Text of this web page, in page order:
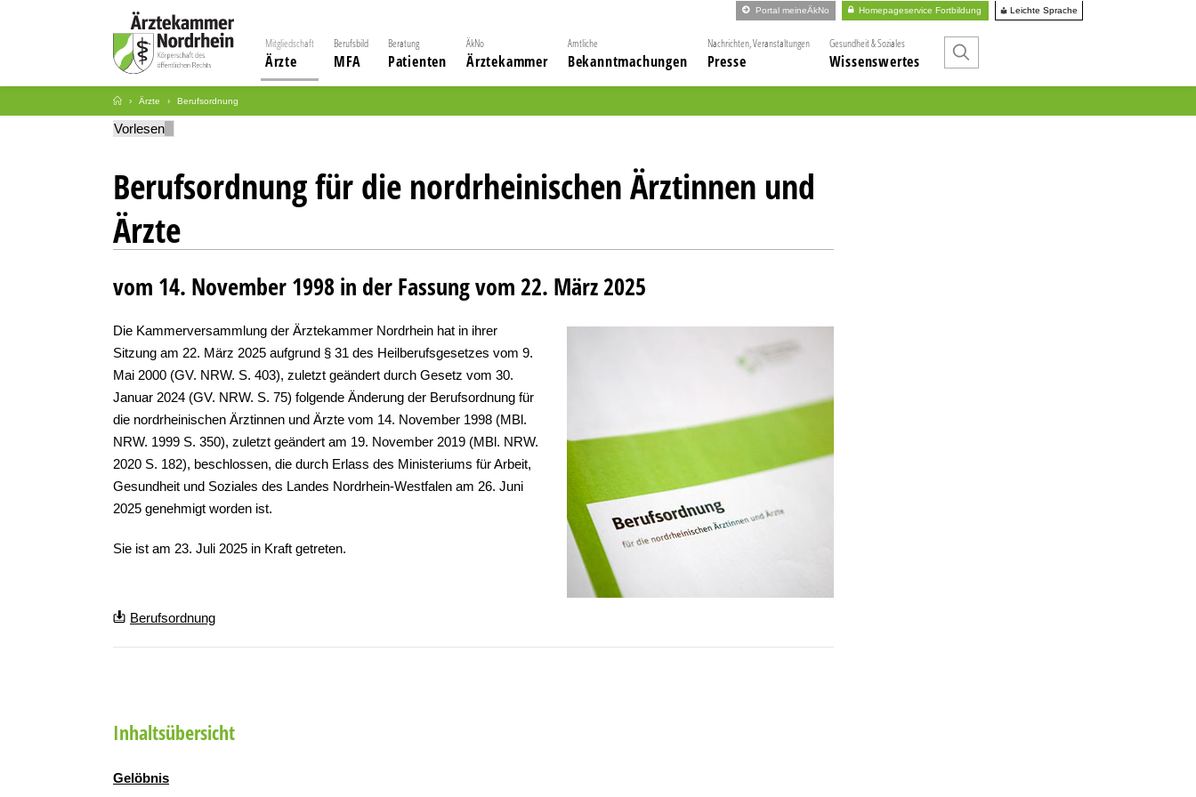
Portal meineÄkNo Homepageservice Fortbildung Leichte Sprache
Mitgliedschaft
Ärzte
Berufsbild
MFA
Beratung
Patienten
ÄkNo
Ärztekammer
Amtliche
Bekanntmachungen
Nachrichten, Veranstaltungen
Presse
Gesundheit & Soziales
Wissenswertes
Ärzte Berufsordnung
Vorlesen
Berufsordnung für die nordrheinischen Ärztinnen und
Ärzte
vom 14. November 1998 in der Fassung vom 22. März 2025
Die Kammerversammlung der Ärztekammer Nordrhein hat in ihrer
Sitzung am 22. März 2025 aufgrund § 31 des Heilberufsgesetzes vom 9.
Mai 2000 (GV. NRW. S. 403), zuletzt geändert durch Gesetz vom 30.
Januar 2024 (GV. NRW. S. 75) folgende Änderung der Berufsordnung für
die nordrheinischen Ärztinnen und Ärzte vom 14. November 1998 (MBl.
NRW. 1999 S. 350), zuletzt geändert am 19. November 2019 (MBl. NRW.
2020 S. 182), beschlossen, die durch Erlass des Ministeriums für Arbeit,
Gesundheit und Soziales des Landes Nordrhein-Westfalen am 26. Juni
2025 genehmigt worden ist.
Sie ist am 23. Juli 2025 in Kraft getreten.
Berufsordnung
Inhaltsübersicht
Gelöbnis